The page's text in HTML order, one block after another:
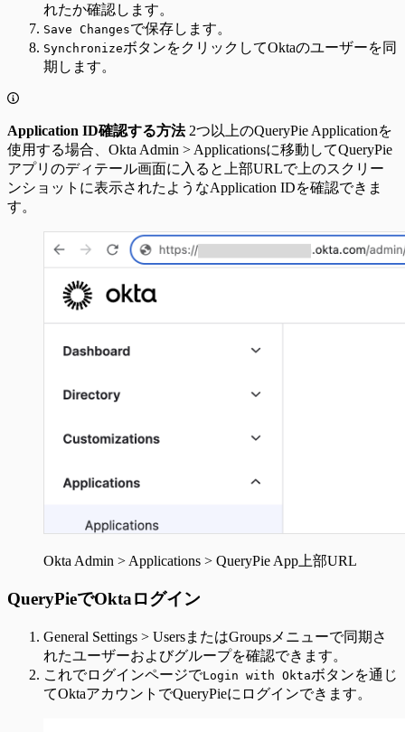
れたか確認します。
Save Changesで保存します。
SynchronizeボタンをクリックしてOktaのユーザーを同
期します。
Application ID確認する方法2つ以上のQueryPie Applicationを
使用する場合、Okta Admin > Applicationsに移動してQueryPie
アプリのディテール画面に入ると上部URLで上のスクリー
ンショットに表示されたようなApplication IDを確認できま
す。
Okta Admin > Applications > QueryPie App上部URL
QueryPieでOktaログイン
General Settings > UsersまたはGroupsメニューで同期さ
れたユーザーおよびグループを確認できます。
これでログインページでLogin with Oktaボタンを通じ
てOktaアカウントでQueryPieにログインできます。